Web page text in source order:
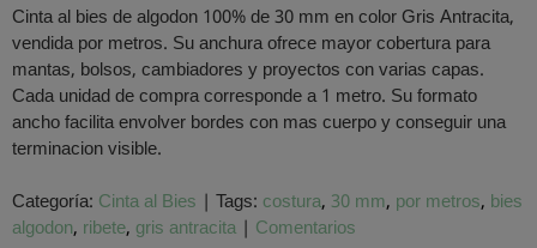
Cinta al bies de algodon 100% de 30 mm en color Gris Antracita,
vendida por metros. Su anchura ofrece mayor cobertura para
mantas, bolsos, cambiadores y proyectos con varias capas.
Cada unidad de compra corresponde a 1 metro. Su formato
ancho facilita envolver bordes con mas cuerpo y conseguir una
terminacion visible.
Categoría: Cinta al Bies | Tags: costura 30 mm por metros bies
algodon ribete gris antracita | Comentarios